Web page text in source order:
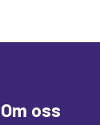
Om oss